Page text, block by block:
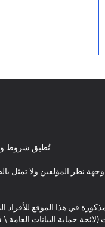
تُطبق شروط
وجهة نظر المؤلفين ولا
في هذا الموقع
(لائحة حماية البيانات